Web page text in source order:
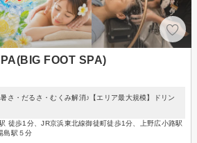
FOOT SPA)
さ・だるさ・むくみ解消♪【エリア最大規模】ドリン
徒歩1分、JR京浜東北線御徒町徒歩1分、上野広小路駅
島駅５分